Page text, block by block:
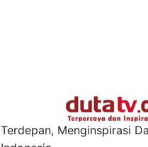
Terdepan, Menginspirasi